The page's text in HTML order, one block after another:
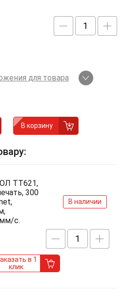
для товара
В корзину
TT621,
300
с.
В наличии
в 1
клик